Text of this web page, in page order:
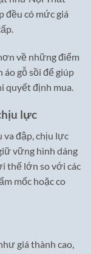
đều có mức giá
về những điểm
áo gỗ sồi để giúp
quyết định mua.
lực
va đập, chịu lực
vững hình dáng
thế lớn so với các
mốc hoặc co
giá thành cao,